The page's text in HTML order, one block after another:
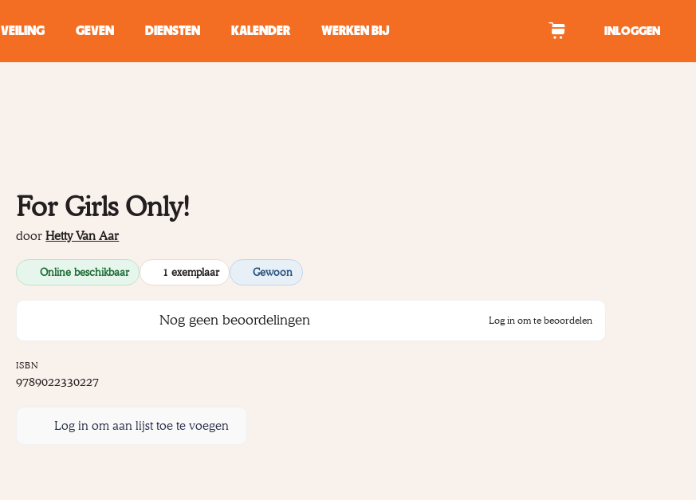
VEILING GEVEN DIENSTEN KALENDER WERKEN BIJ INLOGGEN
For Girls Only!
doorHetty Van Aar
Online beschikbaar 1 exemplaar Gewoon
Nog geen beoordelingen Log in om te beoordelen
ISBN
9789022330227
Log in om aan lijst toe te voegen